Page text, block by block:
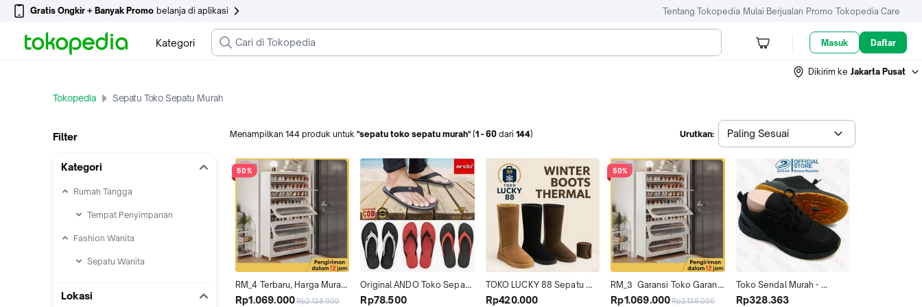
Gratis Ongkir + Banyak Promo belanja di aplikasi Tentang Tokopedia Mulai Berjualan Promo Tokopedia Care
Kategori Masuk Daftar
Dikirim ke Jakarta Pusat
Tokopedia Sepatu Toko Sepatu Murah
Filter
Kategori
Rumah Tangga
Tempat Penyimpanan
Fashion Wanita
Sepatu Wanita
Lokasi
Menampilkan 144 produk untuk "sepatu toko sepatu murah" (1 -60 dari 144) Urutkan: Paling Sesuai
50%
RM_4 Terbaru, Harga Murah,
Garansi Toko Garansi
Rp1.069.000Rp2.138.000
Original ANDO Toko Sepatu
Grand GRANDSHOES Viral
Rp78.500
TOKO LUCKY 88 Sepatu
Boots UGG Long Winter
Rp420.000
50%
RM_3  Garansi Toko Garansi
Resmi, Ganti Rugi jika
Rp1.069.000Rp2.138.000
Toko Sendal Murah -
Sepatu Warna Hitam 32 -
Rp328.363